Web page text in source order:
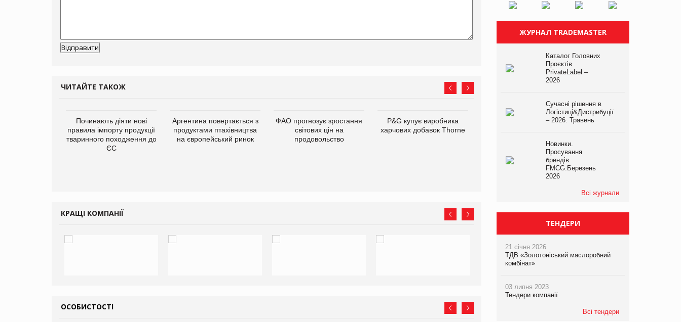
ЧИТАЙТЕ ТАКОЖ
Починають діяти нові
правила імпорту продукції
тваринного походження до
ЄС
Аргентина повертається з
продуктами птахівництва
на європейський ринок
ФАО прогнозує зростання
світових цін на
продовольство
P&G купує виробника
харчових добавок Thorne
Bosch заявила про повне
КРАЩІ КОМПАНІЇ
ОСОБИСТОСТІ
ЖУРНАЛ TRADEMASTER
Каталог Головних
Проєктів
PrivateLabel –
2026
Сучасні рішення в
Логістиці&Дистрибуції
– 2026. Травень
Новинки.
Просування
брендів
FMCG.Березень
2026
Всі журнали
ТЕНДЕРИ
21 січня 2026
ТДВ «Золотоніський маслоробний
комбінат»
03 липня 2023
Тендери компанії
Всі тендери